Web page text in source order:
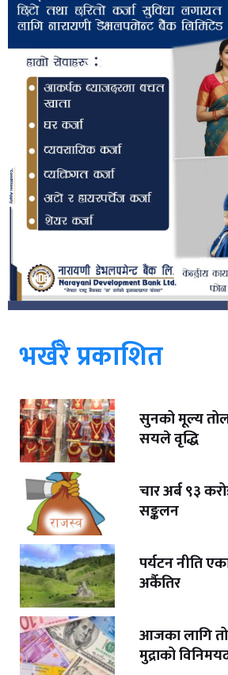
भर्खरै प्रकाशित
सुनको मूल्य
सयले वृद्धि
चार अर्ब ९३
सङ्कलन
पर्यटन नीति
अर्कैतिर
आजका लागि
मुद्राको